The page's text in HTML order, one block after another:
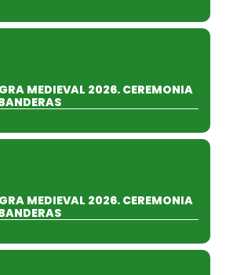
MEDIEVAL 2026. CEREMONIA
MEDIEVAL 2026. CEREMONIA